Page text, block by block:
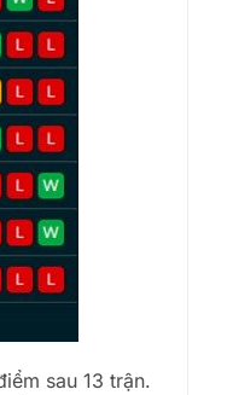
sau 13 trận.